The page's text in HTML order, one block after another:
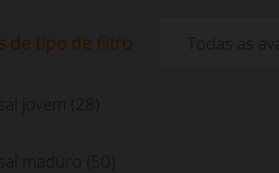
de tipo de filtro
jovem (28)
maduro (50)